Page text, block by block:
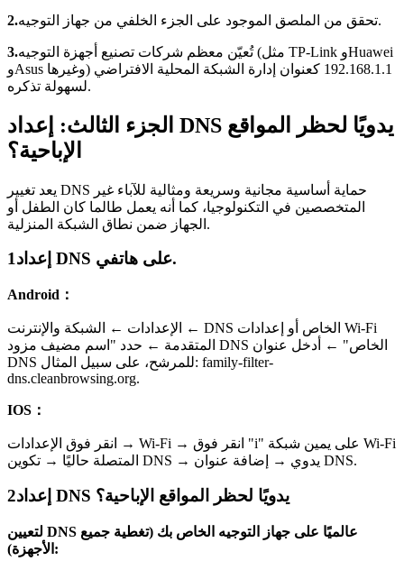
2. تحقق من الملصق الموجود على الجزء الخلفي من جهاز التوجيه.
3.تُعيّن معظم شركات تصنيع أجهزة التوجيه (مثل TP-Link وHuawei
وAsus وغيرها) 192.168.1.1 كعنوان إدارة الشبكة المحلية الافتراضي
لسهولة تذكره.
الجزء الثالث: إعداد DNS يدويًا لحظر المواقع
الإباحية؟
يعد تغيير DNS حماية أساسية مجانية وسريعة ومثالية للآباء غير
المتخصصين في التكنولوجيا، كما أنه يعمل طالما كان الطفل أو
الجهاز ضمن نطاق الشبكة المنزلية.
1 إعداد DNS على هاتفي.
Android：
الإعدادات ← الشبكة والإنترنت ← DNS الخاص أو إعدادات Wi-Fi
المتقدمة ← حدد "اسم مضيف مزود DNS الخاص" ← أدخل عنوان
DNS للمرشح، على سبيل المثال: family-filter-
dns.cleanbrowsing.org.
IOS：
انقر فوق الإعدادات → Wi-Fi → انقر فوق "i" على يمين شبكة Wi-Fi
المتصلة حاليًا → تكوين DNS → يدوي → إضافة عنوان DNS.
2 إعداد DNS يدويًا لحظر المواقع الإباحية؟
لتعيين DNS عالميًا على جهاز التوجيه الخاص بك (تغطية جميع
الأجهزة):